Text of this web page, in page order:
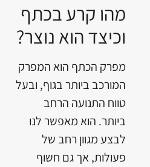
מהו קרע בכתף
וכיצד הוא נוצר?
מפרק הכתף הוא המפרק
המורכב ביותר בגוף, ובעל
טווח התנועה הרחב
ביותר. הוא מאפשר לנו
לבצע מגוון רחב של
פעולות, אך גם חשוף